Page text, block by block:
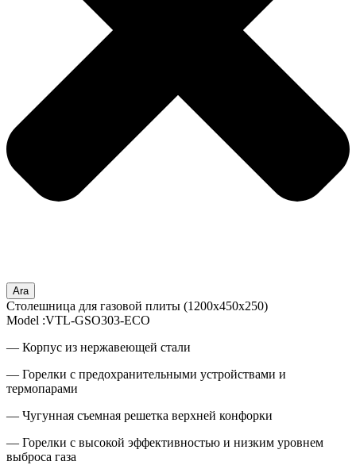
Ara
Столешница для газовой плиты (1200x450x250)
Model :VTL-GSO303-ECO
— Корпус из нержавеющей стали
— Горелки с предохранительными устройствами и
термопарами
— Чугунная съемная решетка верхней конфорки
— Горелки с высокой эффективностью и низким уровнем
выброса газа